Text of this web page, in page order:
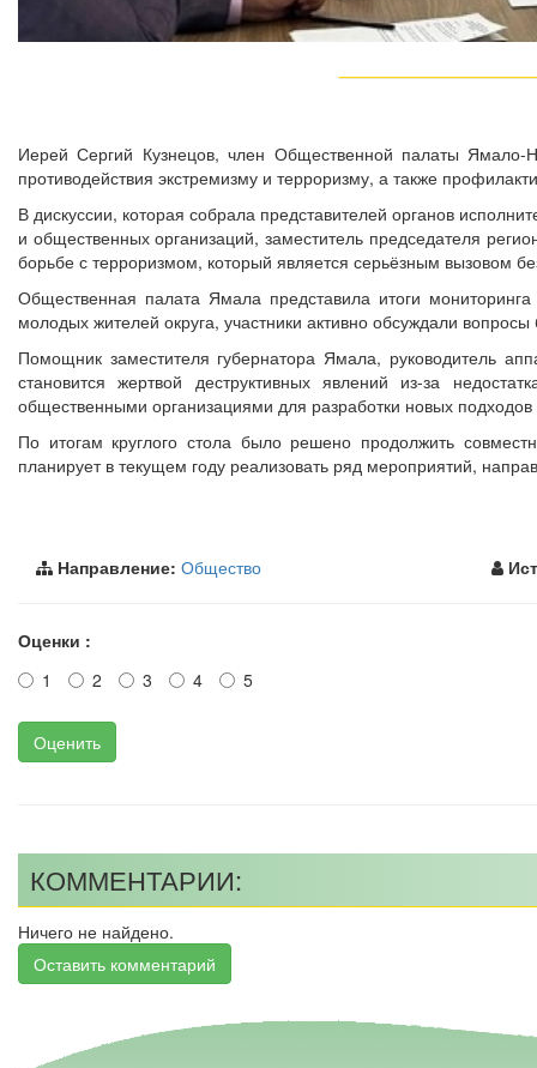
Иерей Сергий Кузнецов, член Общественной палаты Ямало-
противодействия экстремизму и терроризму, а также
В дискуссии, которая собрала представителей органов
и общественных организаций, заместитель председателя
борьбе с терроризмом, который является серьёзным вызовом
Общественная палата Ямала представила итоги
молодых жителей округа, участники активно обсуждали
Помощник заместителя губернатора Ямала, руководитель
становится жертвой деструктивных явлений из-за
общественными организациями для разработки новых
По итогам круглого стола было решено продолжить
планирует в текущем году реализовать ряд мероприятий,
Направление: Общество
Оценки :
1
2 3 4 5
Оценить
КОММЕНТАРИИ:
Ничего не найдено.
Оставить комментарий